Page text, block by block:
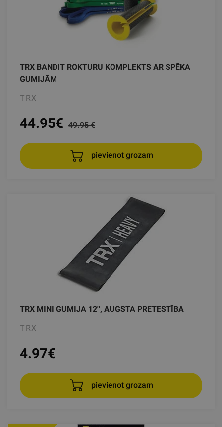
TRX BANDIT ROKTURU KOMPLEKTS AR SPĒKA
GUMIJĀM
TRX
44.95€ 49.95 €
pievienot grozam
TRX MINI GUMIJA 12'', AUGSTA PRETESTĪBA
TRX
4.97€
pievienot grozam